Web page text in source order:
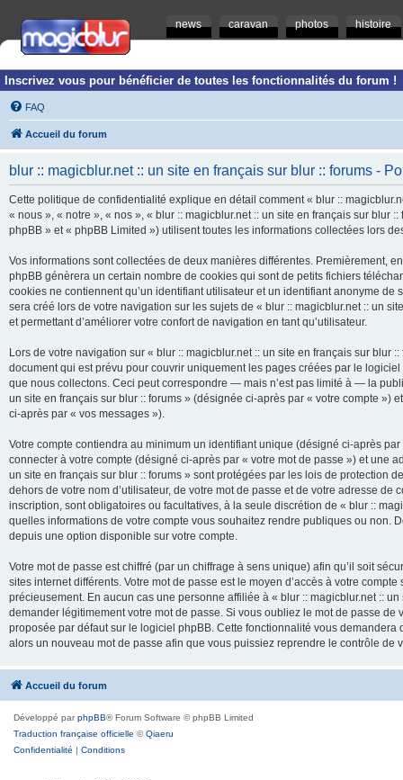
news caravan photos histoire
Inscrivez vous pour bénéficier de toutes les fonctionnalités du forum !
FAQ
Accueil du forum
blur :: magicblur.net :: un site en français sur blur :: forums -
Cette politique de confidentialité explique en détail comment « blur ::
« nous », « notre », « nos », « blur :: magicblur.net :: un site en français sur blur
phpBB » et « phpBB Limited ») utilisent toutes les informations collectées lors
Vos informations sont collectées de deux manières différentes. Premièrement,
phpBB génèrera un certain nombre de cookies qui sont de petits fichiers
cookies ne contiennent qu’un identifiant utilisateur et un identifiant anonyme
sera créé lors de votre navigation sur les sujets de « blur :: magicblur.net :: un
et permettant d’améliorer votre confort de navigation en tant qu’utilisateur.
Lors de votre navigation sur « blur :: magicblur.net :: un site en français sur
document qui est prévu pour couvrir uniquement les pages créées par le
que nous collectons. Ceci peut correspondre — mais n’est pas limité à — la
un site en français sur blur :: forums » (désignée ci-après par « votre compte
ci-après par « vos messages »).
Votre compte contiendra au minimum un identifiant unique (désigné ci-après
connecter à votre compte (désigné ci-après par « votre mot de passe ») et une
un site en français sur blur :: forums » sont protégées par les lois de protection
dehors de votre nom d’utilisateur, de votre mot de passe et de votre adresse
inscription, sont obligatoires ou facultatives, à la seule discrétion de « blur ::
quelles informations de votre compte vous souhaitez rendre publiques ou non.
depuis une option disponible sur votre compte.
Votre mot de passe est chiffré (par un chiffrage à sens unique) afin qu’il soit
sites internet différents. Votre mot de passe est le moyen d’accès à votre
précieusement. En aucun cas une personne affiliée à « blur :: magicblur.net ::
demander légitimement votre mot de passe. Si vous oubliez le mot de passe
proposée par défaut sur le logiciel phpBB. Cette fonctionnalité vous
alors un nouveau mot de passe afin que vous puissiez reprendre le contrôle de
Accueil du forum
Développé parphpBB® Forum Software © phpBB Limited
Traduction française officielle ©Qiaeru
Confidentialité | Conditions